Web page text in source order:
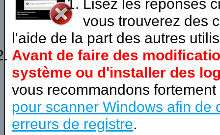
vous trouverez des
l'aide de la part des autres
Avant de faire des
système ou d'installer des
vous recommandons
pour scanner Windows afin de
erreurs de registre.